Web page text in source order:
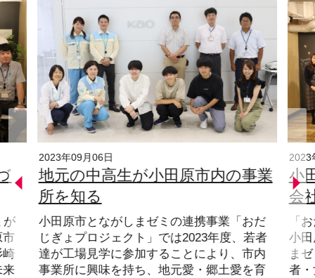
が
市
崎
来
2023年09月06日
地元の中高生が小田原市内の事業
所を知る
小田原市とながしまゼミの連携事業「おだ
じぎょプロジェクト」では2023年度、若者
達が工場見学に参加することにより、市内
事業所に興味を持ち、地元愛・郷土愛を育
2023
小
会
「
小
ま
者